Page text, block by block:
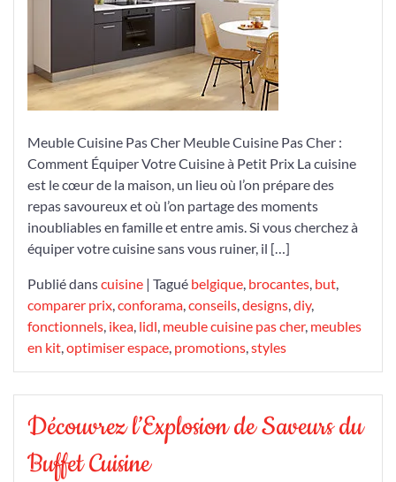
Pas
Chers
Meuble Cuisine Pas Cher Meuble Cuisine Pas Cher :
Comment Équiper Votre Cuisine à Petit Prix La cuisine
est le cœur de la maison, un lieu où l’on prépare des
repas savoureux et où l’on partage des moments
inoubliables en famille et entre amis. Si vous cherchez à
équiper votre cuisine sans vous ruiner, il […]
Publié danscuisine | Tagué belgique, brocantes, but,
comparer prix,conforama,conseils,designs,diy,
fonctionnels, ikea, lidl, meuble cuisine pas cher, meubles
en kit,optimiser espace, promotions,styles
Découvrez l’Explosion de Saveurs du
Buffet Cuisine